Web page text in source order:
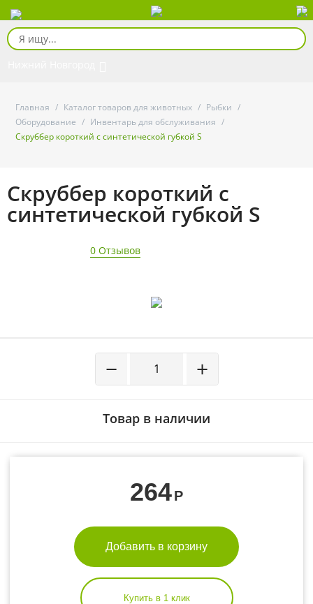
Главная / Каталог товаров для животных / Рыбки /
Оборудование / Инвентарь для обслуживания /
Скруббер короткий с синтетической губкой S
Скруббер короткий с
синтетической губкой S
0 Отзывов
+
−
Товар в наличии
264Р
Добавить в корзину
Купить в 1 клик